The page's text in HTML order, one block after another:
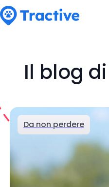
Il blog di
Da non perdere